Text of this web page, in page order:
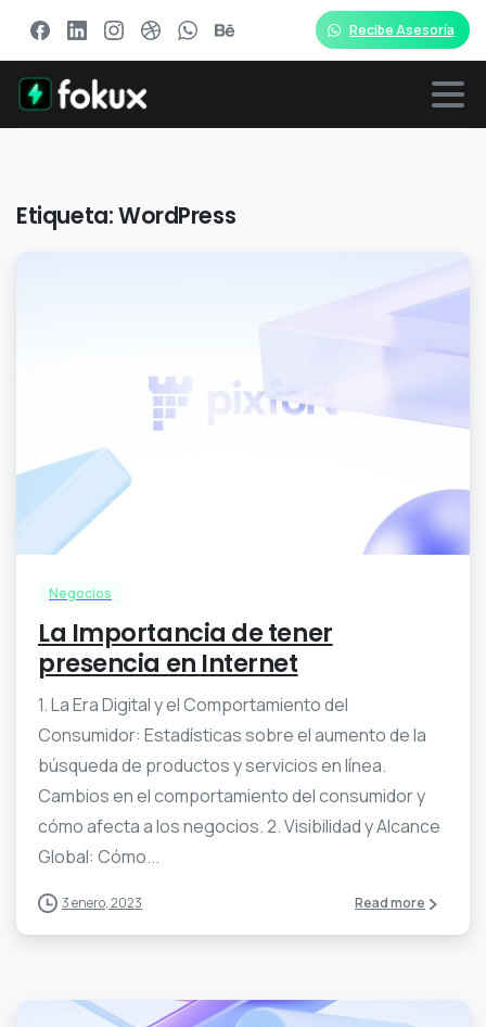
Recibe Asesoría
Etiqueta:WordPress
Negocios
La Importancia de tener
presencia en Internet
1. La Era Digital y el Comportamiento del
Consumidor: Estadísticas sobre el aumento de la
búsqueda de productos y servicios en línea.
Cambios en el comportamiento del consumidor y
cómo afecta a los negocios. 2. Visibilidad y Alcance
Global: Cómo...
3 enero, 2023 Read more